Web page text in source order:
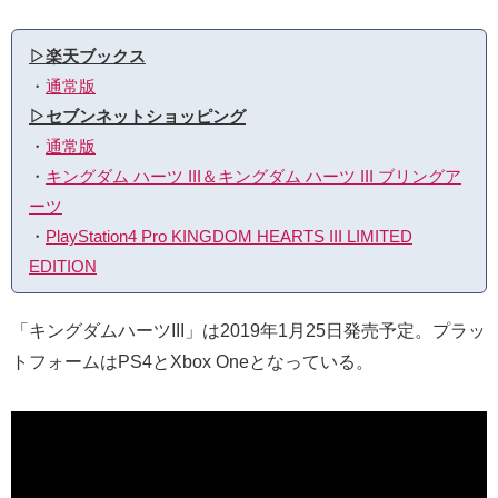
▷楽天ブックス
・ 通常版
▷セブンネットショッピング
・ 通常版
・ キングダム ハーツ III＆キングダム ハーツ III ブリングア
ーツ
・ PlayStation4 Pro KINGDOM HEARTS III LIMITED
EDITION
「キングダムハーツIII」は2019年1月25日発売予定。プラッ
トフォームはPS4とXbox Oneとなっている。